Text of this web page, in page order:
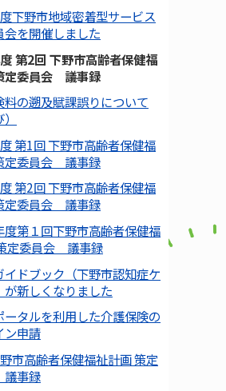
下野市地域密着型サービス
会を開催しました
第2回 下野市高齢者保健福
定委員会 議事録
料の遡及賦課誤りについて
第1回 下野市高齢者保健福
定委員会 議事録
第2回 下野市高齢者保健福
定委員会 議事録
度第１回下野市高齢者保健福
定委員会 議事録
イドブック（下野市認知症ケ
が新しくなりました
ータルを利用した介護保険の
ン申請
市高齢者保健福祉計画 策定
事録